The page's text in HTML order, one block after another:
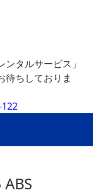
タルサービス」
待ちしておりま